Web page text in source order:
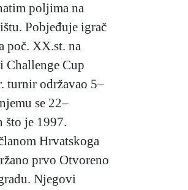
poljima na
Pobjeđuje igrač
poč. XX.st. na
Challenge Cup
turnir održavao 5–
se 22–
što je 1997.
Hrvatskoga
prvo Otvoreno
Njegovi